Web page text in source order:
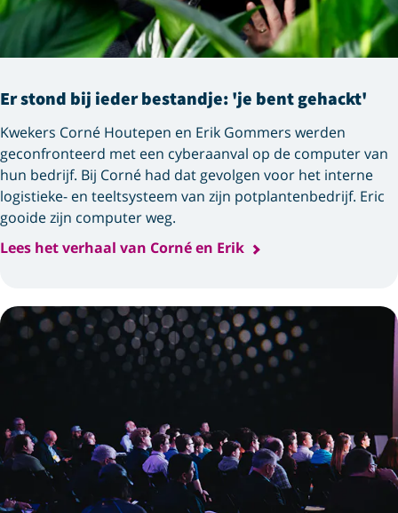
Er stond bij ieder bestandje: 'je bent gehackt'
Kwekers Corné Houtepen en Erik Gommers werden
geconfronteerd met een cyberaanval op de computer van
hun bedrijf. Bij Corné had dat gevolgen voor het interne
logistieke- en teeltsysteem van zijn potplantenbedrijf. Eric
gooide zijn computer weg.
Lees het verhaal van Corné en Erik